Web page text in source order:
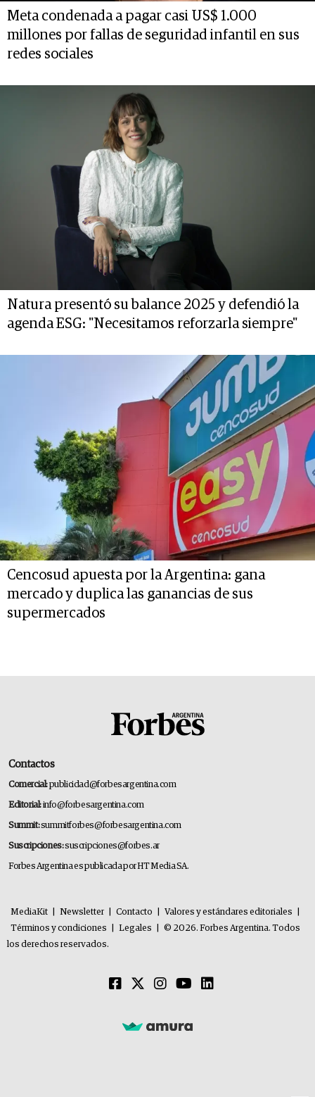
Meta condenada a pagar casi US$ 1.000
millones por fallas de seguridad infantil en sus
redes sociales
Natura presentó su balance 2025 y defendió la
agenda ESG: "Necesitamos reforzarla siempre"
Cencosud apuesta por la Argentina: gana
mercado y duplica las ganancias de sus
supermercados
Contactos
Comercial:publicidad@forbesargentina.com
Editorial:info@forbesargentina.com
Summit:summitforbes@forbesargentina.com
Suscripciones:suscripciones@forbes.ar
Forbes Argentina es publicada por HT Media SA.
MediaKit Newsletter Contacto Valores y estándares editoriales
Términos y condiciones
Legales
© 2026. Forbes Argentina. Todos
los derechos reservados.